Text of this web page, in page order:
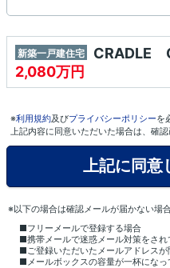
新築一戸建住宅
CRADLE
2,080万円
※利用規約及びプライバシーポリシーを
上記内容に同意いただいた場合は、確認
※以下の場合は確認メールが届かない場
■フリーメールで登録する場合
■携帯メールで迷惑メール対策をされ
■ご登録いただいたメールアドレス
■メールボックスの容量が一杯になっ